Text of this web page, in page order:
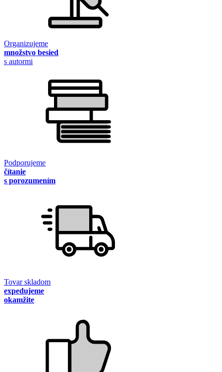
Organizujeme
množstvo besied
s autormi
Podporujeme
čítanie
s porozumením
Tovar skladom
expedujeme
okamžite